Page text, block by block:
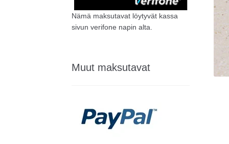
Nämä maksutavat löytyvät kassa
sivun verifone napin alta.
Muut maksutavat